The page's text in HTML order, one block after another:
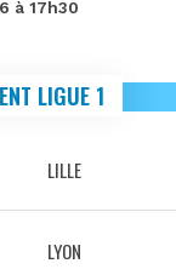
à 17h30
LIGUE 1
LILLE
LYON